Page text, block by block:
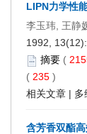
LIPN力学性
李玉玮, 王静
1992,
摘要 (
( 235 )
相关文章 | 多
含芳香双酯